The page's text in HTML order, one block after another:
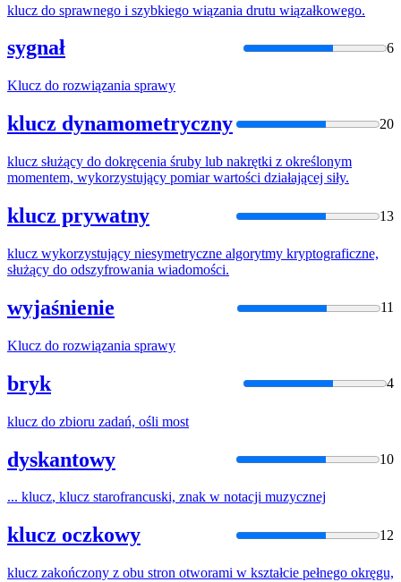
klucz do sprawnego i szybkiego wiązania drutu wiązałkowego.
sygnał 6
Klucz do rozwiązania sprawy
klucz dynamometryczny 20
klucz służący do dokręcenia śruby lub nakrętki z określonym
momentem, wykorzystujący pomiar wartości działającej siły.
klucz prywatny 13
klucz wykorzystujący niesymetryczne algorytmy kryptograficzne,
służący do odszyfrowania wiadomości.
wyjaśnienie 11
Klucz do rozwiązania sprawy
bryk 4
klucz do zbioru zadań, ośli most
dyskantowy 10
... klucz, klucz starofrancuski, znak w notacji muzycznej
klucz oczkowy 12
klucz zakończony z obu stron otworami w kształcie pełnego okręgu,